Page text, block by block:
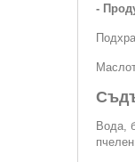
-
Вода,